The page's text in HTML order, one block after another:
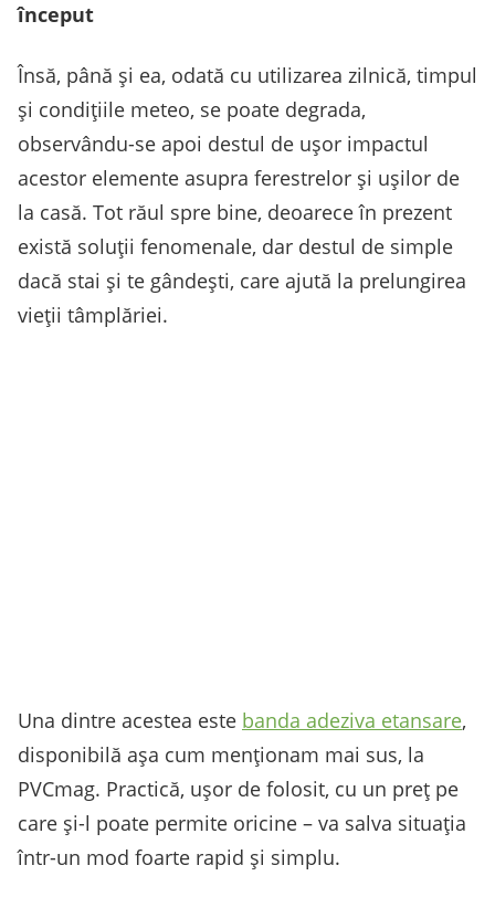
început
Însă, până și ea, odată cu utilizarea zilnică, timpul
și condițiile meteo, se poate degrada,
observându-se apoi destul de ușor impactul
acestor elemente asupra ferestrelor și ușilor de
la casă. Tot răul spre bine, deoarece în prezent
există soluții fenomenale, dar destul de simple
dacă stai și te gândești, care ajută la prelungirea
vieții tâmplăriei.
Una dintre acestea este banda adeziva etansare,
disponibilă așa cum menționam mai sus, la
PVCmag. Practică, ușor de folosit, cu un preț pe
care și-l poate permite oricine – va salva situația
într-un mod foarte rapid și simplu.